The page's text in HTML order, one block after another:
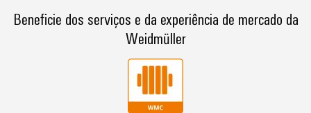
Beneficie dos serviços e da experiência de mercado da
Weidmüller